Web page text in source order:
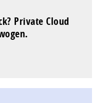
Private Cloud